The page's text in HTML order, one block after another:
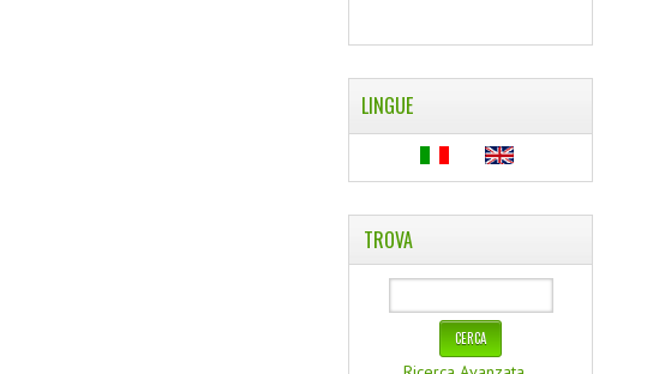
LINGUE
TROVA